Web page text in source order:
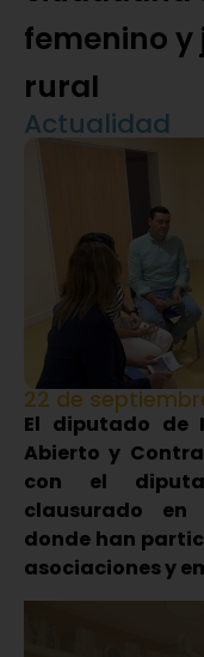
femenino y
rural
Actualidad
22 de
El diputado de
Abierto y
con el
clausurado en
donde han
asociaciones y